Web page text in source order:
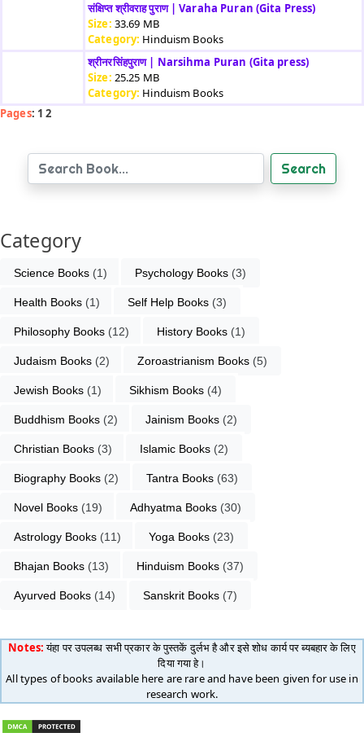
संक्षिप्त श्रीवराह पुराण | Varaha Puran (Gita Press)
Size: 33.69 MB
Category: Hinduism Books
श्रीनरसिंहपुराण | Narsihma Puran (Gita press)
Size: 25.25 MB
Category: Hinduism Books
Pages: 1 2
Search
Category
Science Books (1) Psychology Books (3)
Health Books (1) Self Help Books (3)
Philosophy Books (12) History Books (1)
Judaism Books (2) Zoroastrianism Books (5)
Jewish Books (1) Sikhism Books (4)
Buddhism Books (2) Jainism Books (2)
Christian Books (3) Islamic Books (2)
Biography Books (2) Tantra Books (63)
Novel Books (19) Adhyatma Books (30)
Astrology Books (11) Yoga Books (23)
Bhajan Books (13) Hinduism Books (37)
Ayurved Books (14) Sanskrit Books (7)
Notes:यंहा पर उपलब्ध सभी प्रकार के पुस्तकें दुर्लभ है और इसे शोध कार्य पर ब्यबहार के लिए
दिया गया हे।
All types of books available here are rare and have been given for use in
research work.